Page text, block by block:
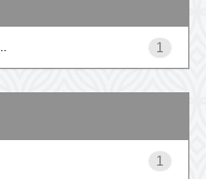
1
1